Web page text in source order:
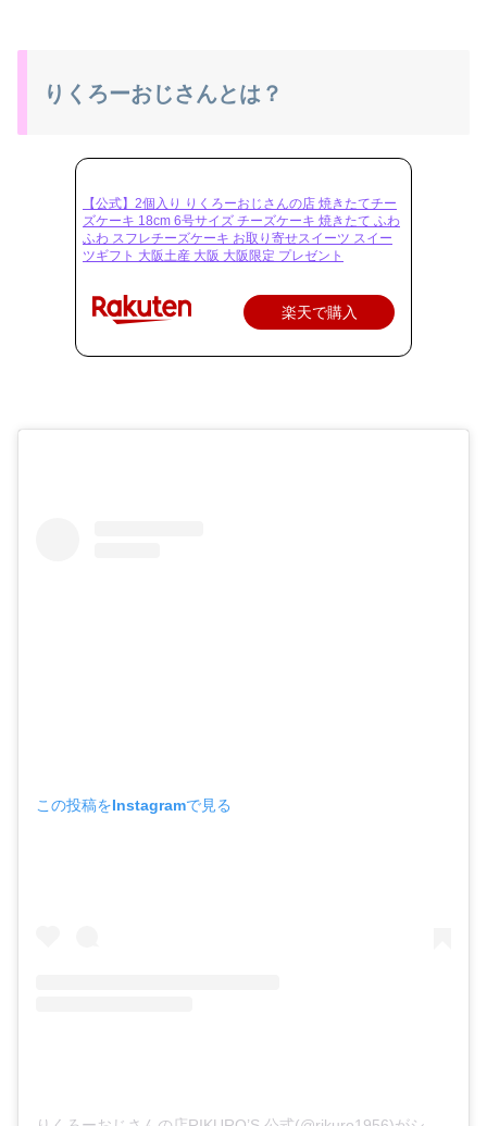
りくろーおじさんとは？
【公式】2個入り りくろーおじさんの店 焼きたてチー
ズケーキ 18cm 6号サイズ チーズケーキ 焼きたて ふわ
ふわ スフレチーズケーキ お取り寄せスイーツ スイー
ツギフト 大阪土産 大阪 大阪限定 プレゼント
楽天で購入
この投稿をInstagramで見る